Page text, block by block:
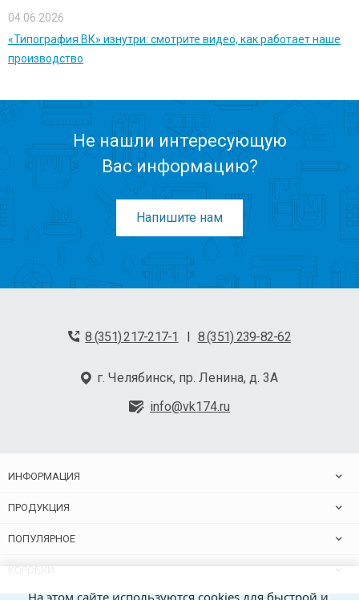
04.06.2026
«Типография ВК» изнутри: смотрите видео, как работает наше
производство
Не нашли интересующую
Вас информацию?
Напишите нам
8 (351) 217-217-1 | 8 (351) 239-82-62
г. Челябинск, пр. Ленина, д. 3А
info@vk174.ru
ИНФОРМАЦИЯ
ПРОДУКЦИЯ
ПОПУЛЯРНОЕ
На этом сайте используются cookies для быстрой и